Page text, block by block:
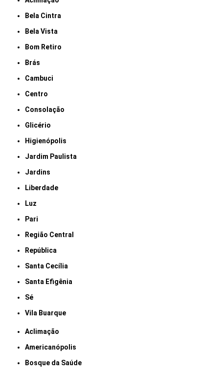
Bela Cintra
Bela Vista
Bom Retiro
Brás
Cambuci
Centro
Consolação
Glicério
Higienópolis
Jardim Paulista
Jardins
Liberdade
Luz
Pari
Região Central
República
Santa Cecília
Santa Efigênia
Sé
Vila Buarque
Aclimação
Americanópolis
Bosque da Saúde